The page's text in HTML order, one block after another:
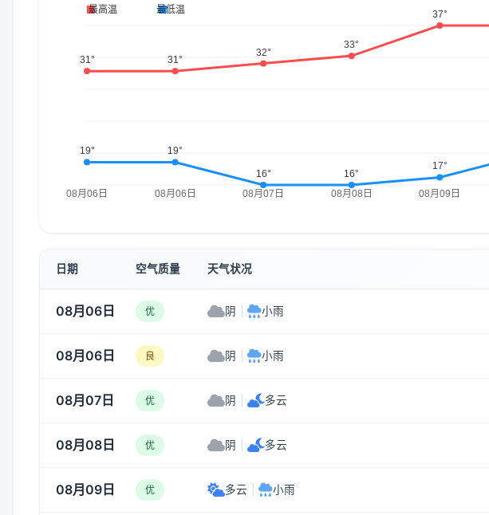
日期 空气质量 天气状况
08月06日 优 阴 小雨
08月06日 良 阴 小雨
08月07日 优 阴 多云
08月08日 优 阴 多云
08月09日 优 多云 小雨